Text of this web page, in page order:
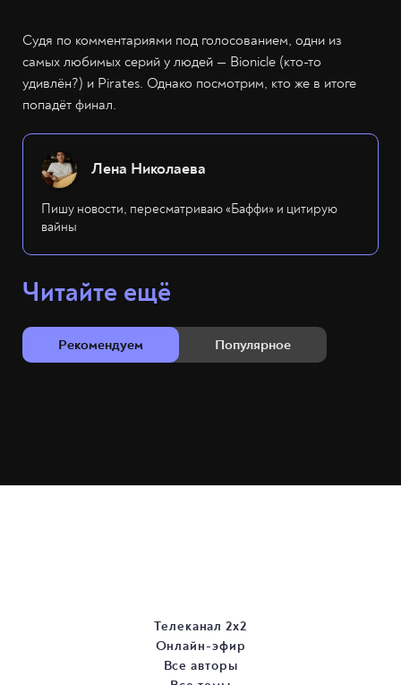
Судя по комментариями под голосованием, одни из
самых любимых серий у людей — Bionicle (кто-то
удивлён?) и Pirates. Однако посмотрим, кто же в итоге
попадёт финал.
Лена Николаева
Пишу новости, пересматриваю «Баффи» и цитирую
вайны
Читайте ещё
Рекомендуем Популярное
Телеканал 2х2
Онлайн-эфир
Все авторы